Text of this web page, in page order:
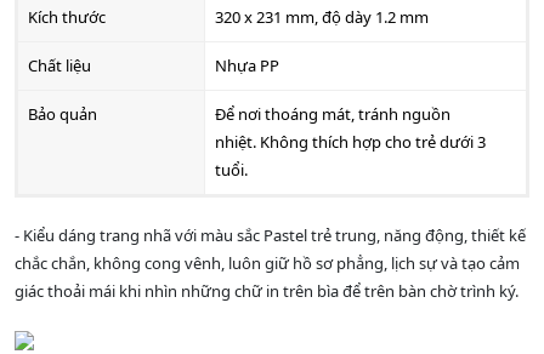
Kích thước 320 x 231 mm, độ dày 1.2 mm
Chất liệu Nhựa PP
Bảo quản
Để nơi thoáng mát, tránh nguồn
nhiệt. Không thích hợp cho trẻ dưới 3
tuổi.
- Kiểu dáng trang nhã với màu sắc Pastel trẻ trung, năng động, thiết kế
chắc chắn, không cong vênh, luôn giữ hồ sơ phẳng, lịch sự và tạo cảm
giác thoải mái khi nhìn những chữ in trên bìa để trên bàn chờ trình ký.